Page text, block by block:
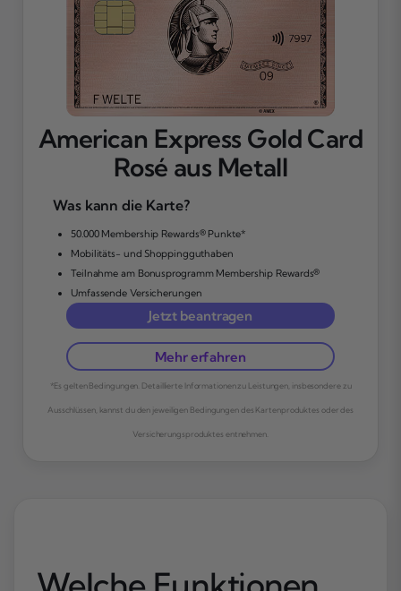
American Express Gold Card
Rosé aus Metall
Was kann die Karte?
50.000 Membership Rewards® Punkte*
Mobilitäts- und Shoppingguthaben
Teilnahme am Bonusprogramm Membership Rewards®
Umfassende Versicherungen
Jetzt beantragen
Mehr erfahren
*Es gelten Bedingungen. Detaillierte Informationen zu Leistungen, insbesondere zu
Ausschlüssen, kannst du den jeweiligen Bedingungen des Kartenproduktes oder des
Versicherungsproduktes entnehmen.